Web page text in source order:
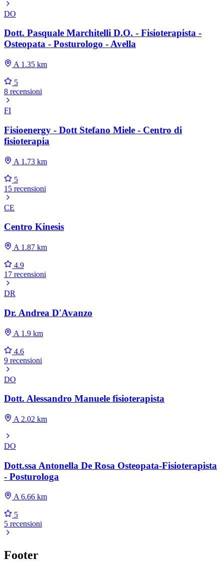
DO
Dott. Pasquale Marchitelli D.O. - Fisioterapista -
Osteopata - Posturologo - Avella
A 1.35 km
5
8 recensioni
FI
Fisioenergy - Dott Stefano Miele - Centro di
fisioterapia
A 1.73 km
5
15 recensioni
CE
Centro Kinesis
A 1.87 km
4.9
17 recensioni
DR
Dr. Andrea D'Avanzo
A 1.9 km
4.6
9 recensioni
DO
Dott. Alessandro Manuele fisioterapista
A 2.02 km
DO
Dott.ssa Antonella De Rosa Osteopata-Fisioterapista
- Posturologa
A 6.66 km
5
5 recensioni
Footer